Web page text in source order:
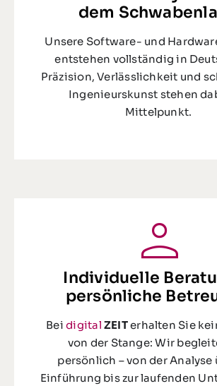
dem
Unsere Software- und
entstehen vollständig in
Präzision, Verlässlichkeit und
Ingenieurskunst stehen
Mittelpunkt.
Individuelle
persönliche
Beidigital ZEITerhalten Sie
von der Stange: Wir
persönlich – von der Analyse
Einführung bis zur laufenden